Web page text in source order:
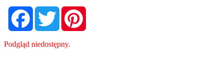
FacebookTwitter
Podgląd niedostępny.